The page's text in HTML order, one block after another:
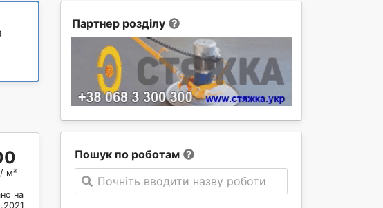
Партнер розділу
Пошук по роботам
Почніть вводити назву роботи
м²
на